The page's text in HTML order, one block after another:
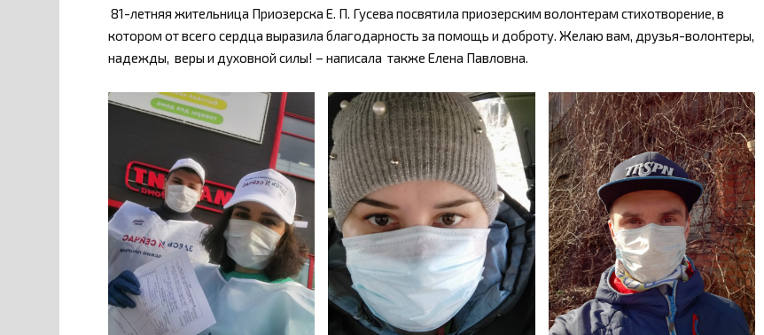
81-летняя жительница Приозерска Е. П. Гусева посвятила приозерским волонтерам стихотворение, в
котором от всего сердца выразила благодарность за помощь и доброту. Желаю вам, друзья-волонтеры,
надежды, веры и духовной силы! – написала также Елена Павловна.